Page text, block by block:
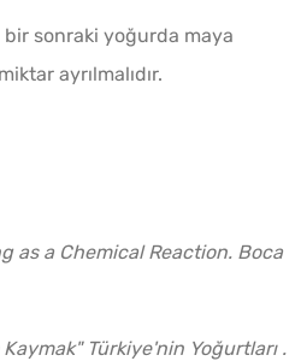
sonraki yoğurda maya
ayrılmalıdır.
as a Chemical Reaction. Boca
Türkiye'nin Yoğurtları .